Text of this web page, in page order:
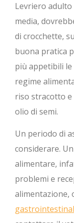
Levriero adulto
media,
di crocchette,
buona pratica
più appetibili le
regime
riso stracotto e
olio di semi.
Un periodo di
considerare. Un
alimentare,
problemi e
alimentazione,